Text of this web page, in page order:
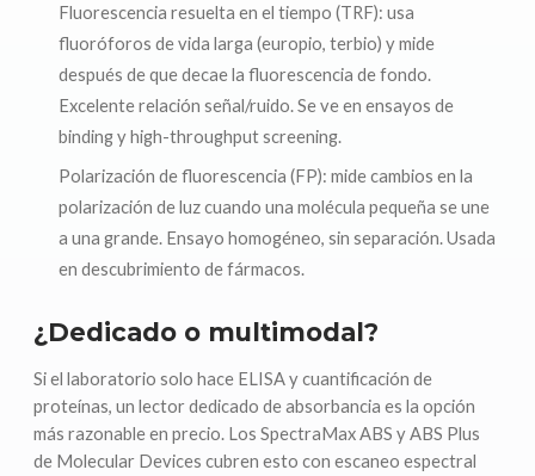
Fluorescencia resuelta en el tiempo (TRF): usa
fluoróforos de vida larga (europio, terbio) y mide
después de que decae la fluorescencia de fondo.
Excelente relación señal/ruido. Se ve en ensayos de
binding y high-throughput screening.
Polarización de fluorescencia (FP): mide cambios en la
polarización de luz cuando una molécula pequeña se une
a una grande. Ensayo homogéneo, sin separación. Usada
en descubrimiento de fármacos.
¿Dedicado o multimodal?
Si el laboratorio solo hace ELISA y cuantificación de
proteínas, un lector dedicado de absorbancia es la opción
más razonable en precio. Los SpectraMax ABS y ABS Plus
de Molecular Devices cubren esto con escaneo espectral